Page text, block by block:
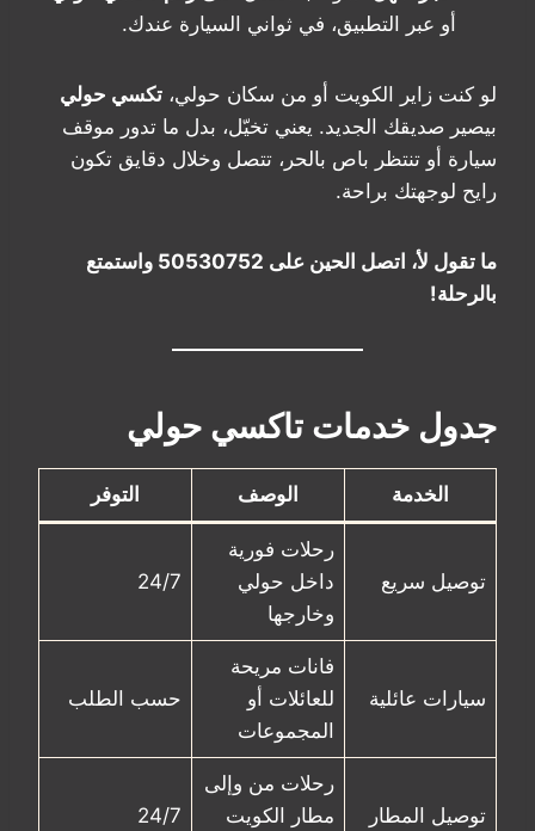
أو عبر التطبيق، في ثواني السيارة عندك.
لو كنت زاير الكويت أو من سكان حولي، تكسي حولي
بيصير صديقك الجديد. يعني تخيّل، بدل ما تدور موقف
سيارة أو تنتظر باص بالحر، تتصل وخلال دقايق تكون
رايح لوجهتك براحة.
ما تقول لأ، اتصل الحين على 50530752 واستمتع
بالرحلة!
جدول خدمات تاكسي حولي
الخدمة الوصف التوفر
توصيل سريع
رحلات فورية
داخل حولي
وخارجها
24/7
سيارات عائلية
فانات مريحة
للعائلات أو
المجموعات
حسب الطلب
توصيل المطار
رحلات من وإلى
مطار الكويت
24/7